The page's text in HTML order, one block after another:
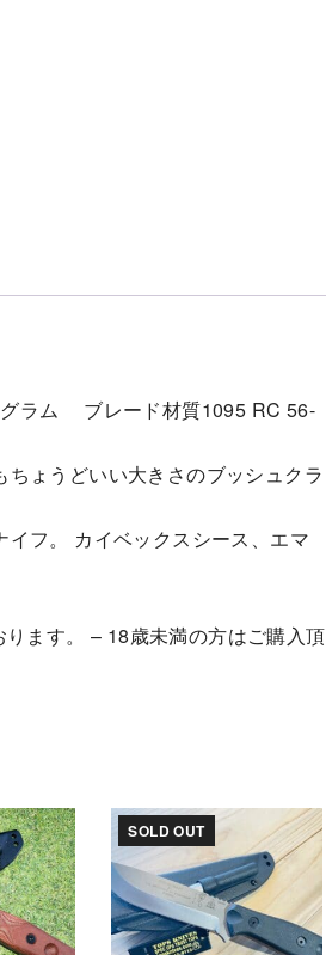
ラム ブレード材質1095 RC 56-
ょうどいい大きさのブッシュクラ
フ。 カイベックスシース、エマ
ます。 – 18歳未満の方はご購入頂
SOLD OUT